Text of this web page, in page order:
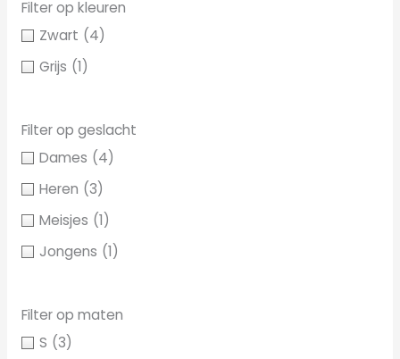
Filter op kleuren
Zwart (4)
Grijs (1)
Filter op geslacht
Dames (4)
Heren (3)
Meisjes (1)
Jongens (1)
Filter op maten
S (3)